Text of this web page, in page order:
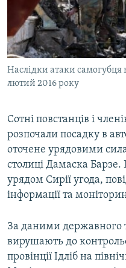
ДЕПОРТАЦІЯ
ВІДЕОУРОКИ «ELIFBE»
СВІДЧЕННЯ ОКУПАЦІЇ
УКРАЇНСЬКА ПРОБЛЕМА
ЯК ОБІЙТИ
Русский
Qırımtatar
Усі сайти RFE/RL
Наслідки атаки самогубця
лютий 2016 року
Сотні повстанців і
розпочали посадку в
оточене урядовими
столиці Дамаска Барзе.
урядом Сирії угода,
інформації та
За даними державного
вирушають до
провінції Ідліб на